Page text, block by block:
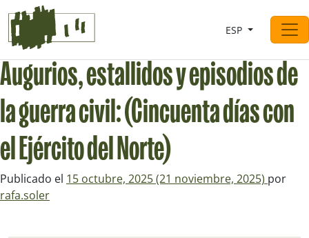
Saltar al contingut
Navegación principal
ESP
Augurios, estallidos y episodios de
la guerra civil: (Cincuenta días con
el Ejército del Norte)
Publicado el 15 octubre, 2025(21 noviembre, 2025) por
rafa.soler